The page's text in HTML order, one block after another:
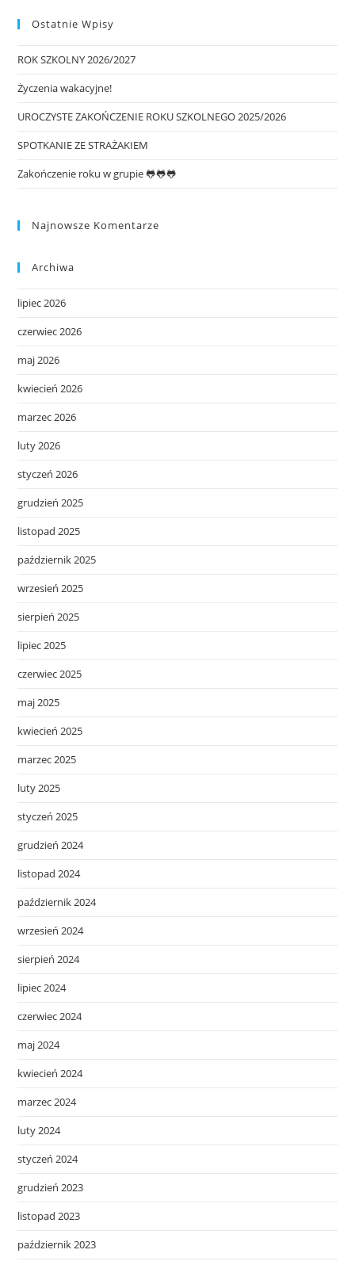
Ostatnie Wpisy
ROK SZKOLNY 2026/2027
Życzenia wakacyjne!
UROCZYSTE ZAKOŃCZENIE ROKU SZKOLNEGO 2025/2026
SPOTKANIE ZE STRAŻAKIEM
Zakończenie roku w grupie 🐸🐸🐸
Najnowsze Komentarze
Archiwa
lipiec 2026
czerwiec 2026
maj 2026
kwiecień 2026
marzec 2026
luty 2026
styczeń 2026
grudzień 2025
listopad 2025
październik 2025
wrzesień 2025
sierpień 2025
lipiec 2025
czerwiec 2025
maj 2025
kwiecień 2025
marzec 2025
luty 2025
styczeń 2025
grudzień 2024
listopad 2024
październik 2024
wrzesień 2024
sierpień 2024
lipiec 2024
czerwiec 2024
maj 2024
kwiecień 2024
marzec 2024
luty 2024
styczeń 2024
grudzień 2023
listopad 2023
październik 2023